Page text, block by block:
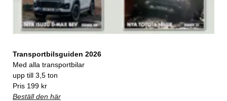
Transportbilsguiden 2026
Med alla transportbilar
upp till 3,5 ton
Pris 199 kr
Beställ den här